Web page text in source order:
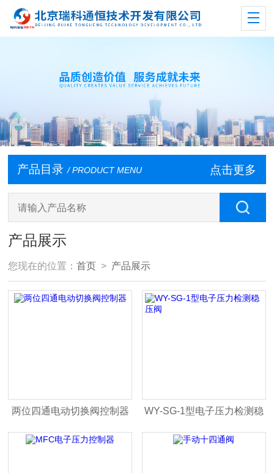
产品目录 / PRODUCT MENU 点击更多
产品展示
您现在的位置：首页 > 产品展示
两位四通电动切换阀控制器 WY-SG-1型电子压力检测稳
压阀